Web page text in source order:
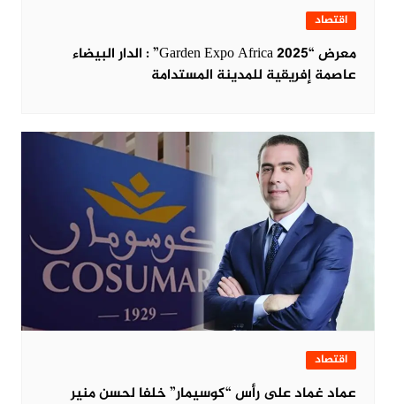
اقتصاد
معرض “Garden Expo Africa 2025” : الدار البيضاء
عاصمة إفريقية للمدينة المستدامة
اقتصاد
عماد غماد على رأس “كوسيمار” خلفا لحسن منير